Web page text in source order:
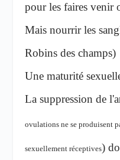
pour les faires venir
Mais nourrir les
Robins des champs)
Une maturité
La suppression de
ovulations ne se produisent
sexuellement réceptives)